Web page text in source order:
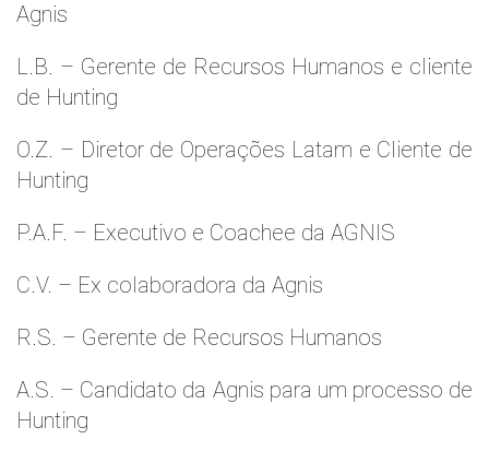
Agnis
L.B. – Gerente de Recursos Humanos e cliente
de Hunting
O.Z. – Diretor de Operações Latam e Cliente de
Hunting
P.A.F. – Executivo e Coachee da AGNIS
C.V. – Ex colaboradora da Agnis
R.S. – Gerente de Recursos Humanos
A.S. – Candidato da Agnis para um processo de
Hunting